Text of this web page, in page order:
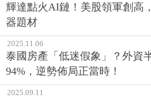
輝達點火AI鏈！美股領軍創高
器題材
2025.11.06
泰國房產「低迷假象」？外資
94%，逆勢佈局正當時！
2025.09.11